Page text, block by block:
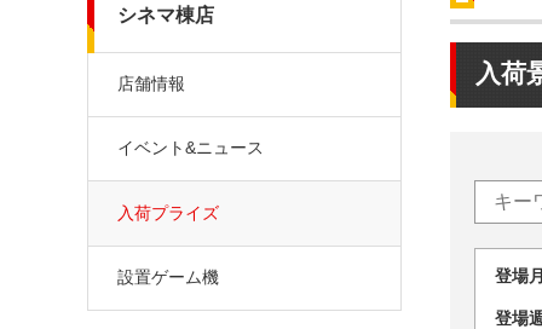
入荷
登
登
シネマ棟店
店舗情報
イベント&ニュース
入荷プライズ
設置ゲーム機